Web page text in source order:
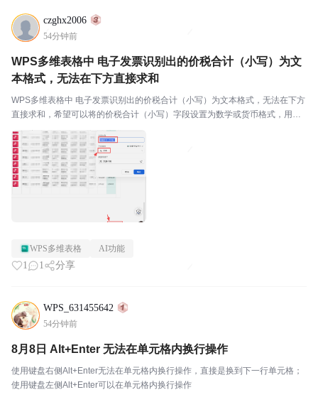
czghx2006
54分钟前
WPS多维表格中 电子发票识别出的价税合计（小写）为文
本格式，无法在下方直接求和
WPS多维表格中 电子发票识别出的价税合计（小写）为文本格式，无法在下方
直接求和，希望可以将的价税合计（小写）字段设置为数学或货币格式，用于
直接统计求和。税前金额和合计税额字段的格式目前是数字格式的。
WPS多维表格 AI功能
1 1 分享
WPS_631455642
54分钟前
8月8日 Alt+Enter 无法在单元格内换行操作
使用键盘右侧Alt+Enter无法在单元格内换行操作，直接是换到下一行单元格；
使用键盘左侧Alt+Enter可以在单元格内换行操作